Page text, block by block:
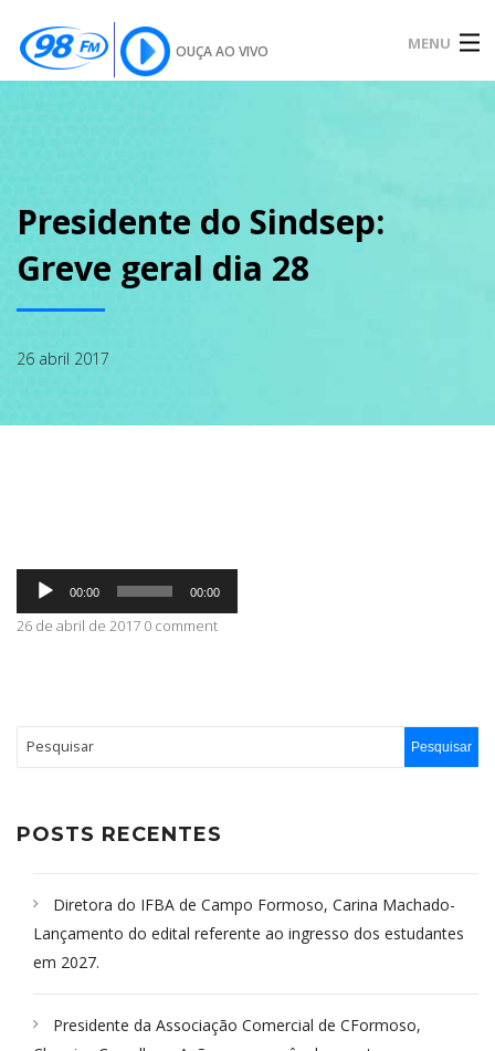
OUÇA AO VIVO MENU
SOBRE
CONTATO
Presidente do Sindsep:
Greve geral dia 28
26 abril 2017
Tocador
áudio
00:00 00:00
26 de abril de 2017 0 comment
POSTS RECENTES
Diretora do IFBA de Campo Formoso, Carina Machado-
Lançamento do edital referente ao ingresso dos estudantes
em 2027.
Presidente da Associação Comercial de CFormoso,